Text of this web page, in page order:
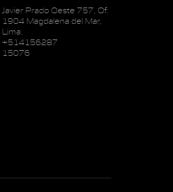
Javier Prado Oeste 757, Of.
1904 Magdalena del Mar,
Lima.
+514156287
15076